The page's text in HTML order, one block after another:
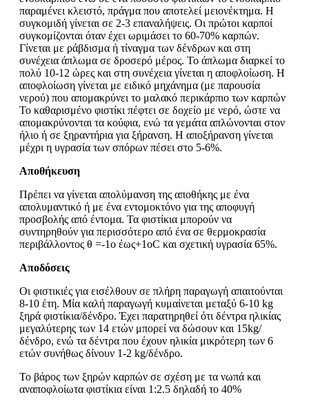
παραμένει κλειστό, πράγμα που αποτελεί μειονέκτημα. Η
συγκομιδή γίνεται σε 2-3 επαναλήψεις. Οι πρώτοι καρποί
συγκομίζονται όταν έχει ωριμάσει το 60-70% καρπών.
Γίνεται με ράβδισμα ή τίναγμα των δένδρων και στη
συνέχεια άπλωμα σε δροσερό μέρος. Το άπλωμα διαρκεί το
πολύ 10-12 ώρες και στη συνέχεια γίνεται η αποφλοίωση. Η
αποφλοίωση γίνεται με ειδικό μηχάνημα (με παρουσία
νερού) που απομακρύνει το μαλακό περικάρπιο των καρπών
Το καθαρισμένο φιστίκι πέφτει σε δοχείο με νερό, ώστε να
απομακρύνονται τα κούφια, ενώ τα γεμάτα απλώνονται στον
ήλιο ή σε ξηραντήρια για ξήρανση. Η αποξήρανση γίνεται
μέχρι η υγρασία των σπόρων πέσει στο 5-6%.
Αποθήκευση
Πρέπει να γίνεται απολύμανση της αποθήκης με ένα
απολυμαντικό ή με ένα εντομοκτόνο για της αποφυγή
προσβολής από έντομα. Τα φιστίκια μπορούν να
συντηρηθούν για περισσότερο από ένα σε θερμοκρασία
περιβάλλοντος θ =-1ο έως+1oC και σχετική υγρασία 65%.
Αποδόσεις
Οι φιστικιές για εισέλθουν σε πλήρη παραγωγή απαιτούνται
8-10 έτη. Μία καλή παραγωγή κυμαίνεται μεταξύ 6-10 kg
ξηρά φιστίκια/δένδρο. Έχει παρατηρηθεί ότι δέντρα ηλικίας
μεγαλύτερης των 14 ετών μπορεί να δώσουν και 15kg/
δένδρο, ενώ τα δέντρα που έχουν ηλικία μικρότερη των 6
ετών συνήθως δίνουν 1-2 kg/δένδρο.
Το βάρος των ξηρών καρπών σε σχέση με τα νωπά και
αναποφλοίωτα φιστίκια είναι 1:2.5 δηλαδή το 40%